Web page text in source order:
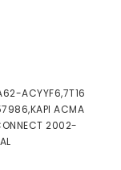
ACYYF6,7T16
ACMA
2002-